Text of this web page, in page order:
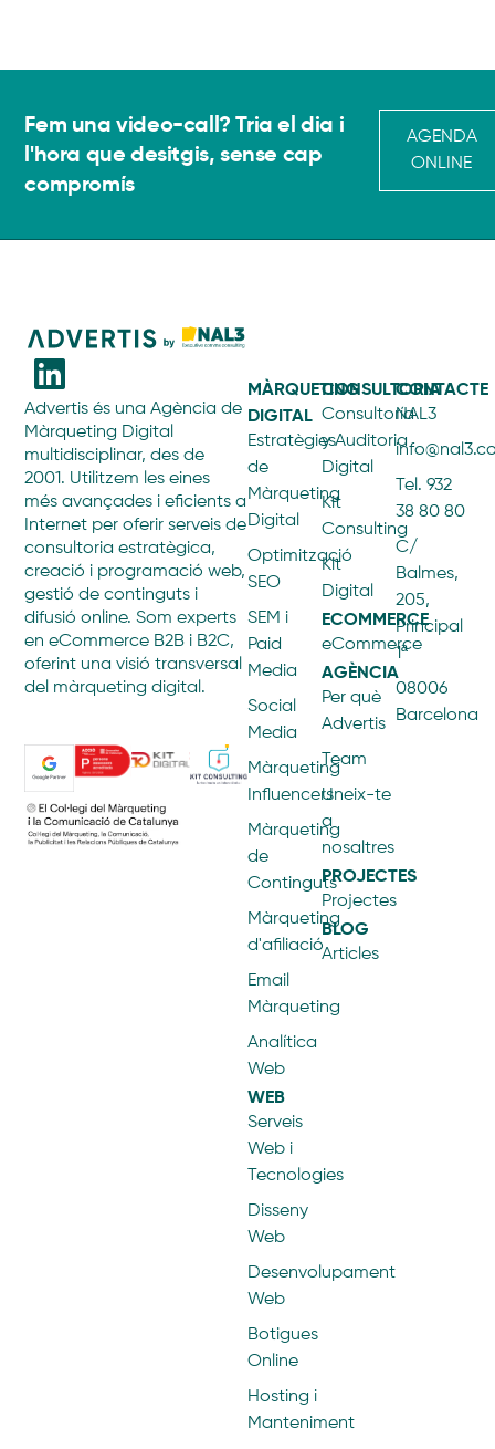
Fem una video-call? Tria el dia i
l'hora que desitgis, sense cap
compromís
AGENDA
ONLINE
Advertis és una Agència de
Màrqueting Digital
multidisciplinar, des de
2001. Utilitzem les eines
més avançades i eficients a
Internet per oferir serveis de
consultoria estratègica,
creació i programació web,
gestió de continguts i
difusió online. Som experts
en eCommerce B2B i B2C,
oferint una visió transversal
del màrqueting digital.
MÀRQUETING
DIGITAL
Estratègies
de
Màrqueting
Digital
Optimització
SEO
SEM i
Paid
Media
Social
Media
Màrqueting
Influencers
Màrqueting
de
Continguts
Màrqueting
d'afiliació
Email
Màrqueting
Analítica
Web
WEB
Serveis
Web i
Tecnologies
Disseny
Web
Desenvolupament
Web
Botigues
Online
Hosting i
Manteniment
CONSULTORIA
Consultoría
y Auditoria
Digital
Kit
Consulting
Kit
Digital
ECOMMERCE
eCommerce
AGÈNCIA
Per què
Advertis
Team
Uneix-te
a
nosaltres
PROJECTES
Projectes
BLOG
Articles
CONTACTE
NAL3
Tel. 932
38 80 80
C/
Balmes,
205,
Principal
1ª
08006
Barcelona